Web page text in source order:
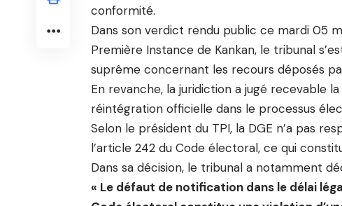
conformité.
Dans son verdict rendu public ce mardi 05
Première Instance de Kankan, le tribunal
suprême concernant les recours déposés
En revanche, la juridiction a jugé recevable
réintégration officielle dans le processus
Selon le président du TPI, la DGE n’a pas
l’article 242 du Code électoral, ce qui
Dans sa décision, le tribunal a notamment
« Le défaut de notification dans le délai